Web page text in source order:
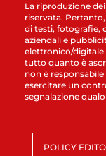
La riproduzione
riservata.
di testi, fotografie,
aziendali e
elettronico/digitale
tutto quanto è
non è
esercitare un
segnalazione
POLICY